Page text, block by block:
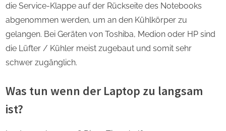
die Service-Klappe auf der Rückseite des Notebooks
abgenommen werden, um an den Kühlkörper zu
gelangen. Bei Geräten von Toshiba, Medion oder HP sind
die Lüfter / Kühler meist zugebaut und somit sehr
schwer zugänglich.
Was tun wenn der Laptop zu langsam
ist?